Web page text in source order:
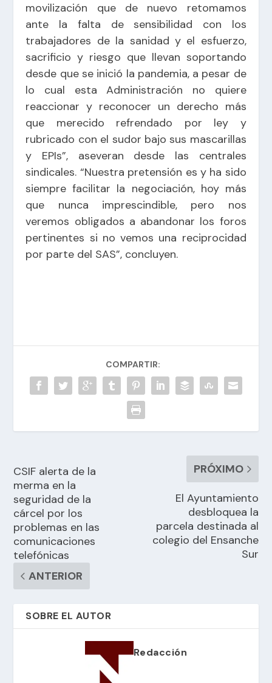
movilización que de nuevo retomamos
ante la falta de sensibilidad con los
trabajadores de la sanidad y el esfuerzo,
sacrificio y riesgo que llevan soportando
desde que se inició la pandemia, a pesar de
lo cual esta Administración no quiere
reaccionar y reconocer un derecho más
que merecido refrendado por ley y
rubricado con el sudor bajo sus mascarillas
y EPIs”, aseveran desde las centrales
sindicales. “Nuestra pretensión es y ha sido
siempre facilitar la negociación, hoy más
que nunca imprescindible, pero nos
veremos obligados a abandonar los foros
pertinentes si no vemos una reciprocidad
por parte del SAS”, concluyen.
COMPARTIR:
CSIF alerta de la
merma en la
seguridad de la
cárcel por los
problemas en las
comunicaciones
telefónicas
ANTERIOR
PRÓXIMO
El Ayuntamiento
desbloquea la
parcela destinada al
colegio del Ensanche
Sur
SOBRE EL AUTOR
Redacción